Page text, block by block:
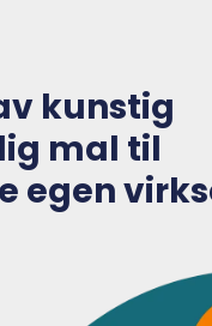
kunstig
mal til
egen